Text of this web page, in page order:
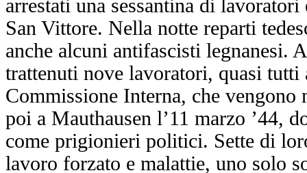
arrestati una sessantina di
San Vittore. Nella notte reparti
anche alcuni antifascisti legnanesi.
trattenuti nove lavoratori, quasi tutti
Commissione Interna, che vengono
poi a Mauthausen l’11 marzo ’44,
come prigionieri politici. Sette di
lavoro forzato e malattie, uno solo